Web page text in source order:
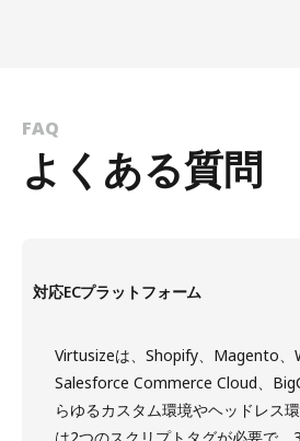
FAQ
よくある質問
対応ECプラットフォーム
Virtusizeは、Shopify、Magento、
Salesforce Commerce Cloud、
らゆるカスタム環境やヘッドレス